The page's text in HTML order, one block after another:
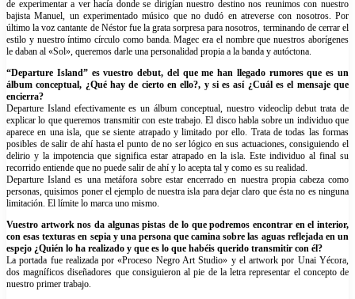
de experimentar a ver hacía donde se dirigían nuestro destino nos reunimos con nuestro
bajista Manuel, un experimentado músico que no dudó en atreverse con nosotros. Por
último la voz cantante de Néstor fue la grata sorpresa para nosotros, terminando de cerrar el
estilo y nuestro íntimo círculo como banda. Magec era el nombre que nuestros aborígenes
le daban al «Sol», queremos darle una personalidad propia a la banda y autóctona.
“Departure Island” es vuestro debut, del que me han llegado rumores que es un
álbum conceptual, ¿Qué hay de cierto en ello?, y si es así ¿Cuál es el mensaje que
encierra?
Departure Island efectivamente es un álbum conceptual, nuestro videoclip debut trata de
explicar lo que queremos transmitir con este trabajo. El disco habla sobre un individuo que
aparece en una isla, que se siente atrapado y limitado por ello. Trata de todas las formas
posibles de salir de ahí hasta el punto de no ser lógico en sus actuaciones, consiguiendo el
delirio y la impotencia que significa estar atrapado en la isla. Este individuo al final su
recorrido entiende que no puede salir de ahí y lo acepta tal y como es su realidad.
Departure Island es una metáfora sobre estar encerrado en nuestra propia cabeza como
personas, quisimos poner el ejemplo de nuestra isla para dejar claro que ésta no es ninguna
limitación. El límite lo marca uno mismo.
Vuestro artwork nos da algunas pistas de lo que podremos encontrar en el interior,
con esas texturas en sepia y una persona que camina sobre las aguas reflejada en un
espejo ¿Quién lo ha realizado y que es lo que habéis querido transmitir con él?
La portada fue realizada por «Proceso Negro Art Studio» y el artwork por Unai Yécora,
dos magníficos diseñadores que consiguieron al pie de la letra representar el concepto de
nuestro primer trabajo.